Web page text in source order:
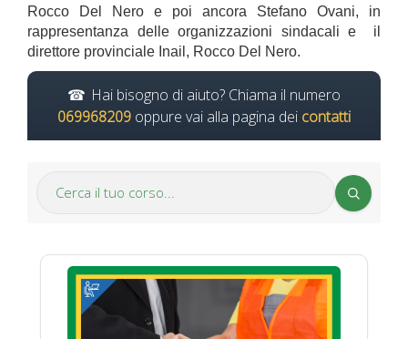
Rocco Del Nero e poi ancora Stefano Ovani, in
rappresentanza delle organizzazioni sindacali e il
direttore provinciale Inail, Rocco Del Nero.
Hai bisogno di aiuto? Chiama il numero
069968209 oppure vai alla pagina dei contatti